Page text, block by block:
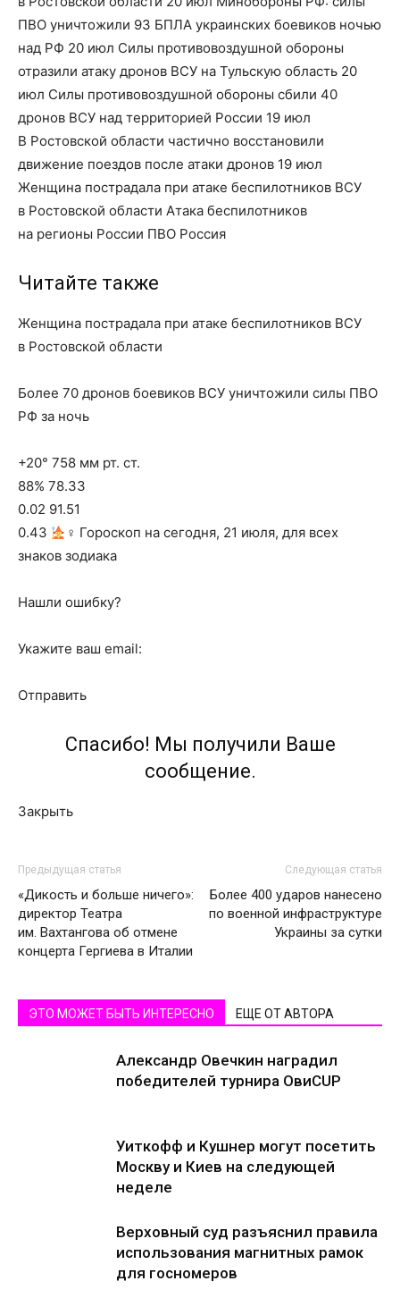
ПВО уничтожили 93 БПЛА украинских боевиков ночью
над РФ 20 июл Силы противовоздушной обороны
отразили атаку дронов ВСУ на Тульскую область 20
июл Силы противовоздушной обороны сбили 40
дронов ВСУ над территорией России 19 июл
В Ростовской области частично восстановили
движение поездов после атаки дронов 19 июл
Женщина пострадала при атаке беспилотников ВСУ
в Ростовской области Атака беспилотников
на регионы России ПВО Россия
Читайте также
Женщина пострадала при атаке беспилотников ВСУ
в Ростовской области
Более 70 дронов боевиков ВСУ уничтожили силы ПВО
РФ за ночь
+20° 758 мм рт. ст.
88% 78.33
0.02 91.51
0.43
‍♀ Гороскоп на сегодня, 21 июля, для всех
знаков зодиака
Нашли ошибку?
Укажите ваш email:
Отправить
Спасибо! Мы получили Ваше
сообщение.
Закрыть
Предыдущая статья
«Дикость и больше ничего»:
директор Театра
им. Вахтангова об отмене
концерта Гергиева в Италии
Следующая статья
Более 400 ударов нанесено
по военной инфраструктуре
Украины за сутки
ЭТО МОЖЕТ БЫТЬ ИНТЕРЕСНО ЕЩЕ ОТ АВТОРА
Александр Овечкин наградил
победителей турнира ОвиCUP
Уиткофф и Кушнер могут посетить
Москву и Киев на следующей
неделе
Верховный суд разъяснил правила
использования магнитных рамок
для госномеров